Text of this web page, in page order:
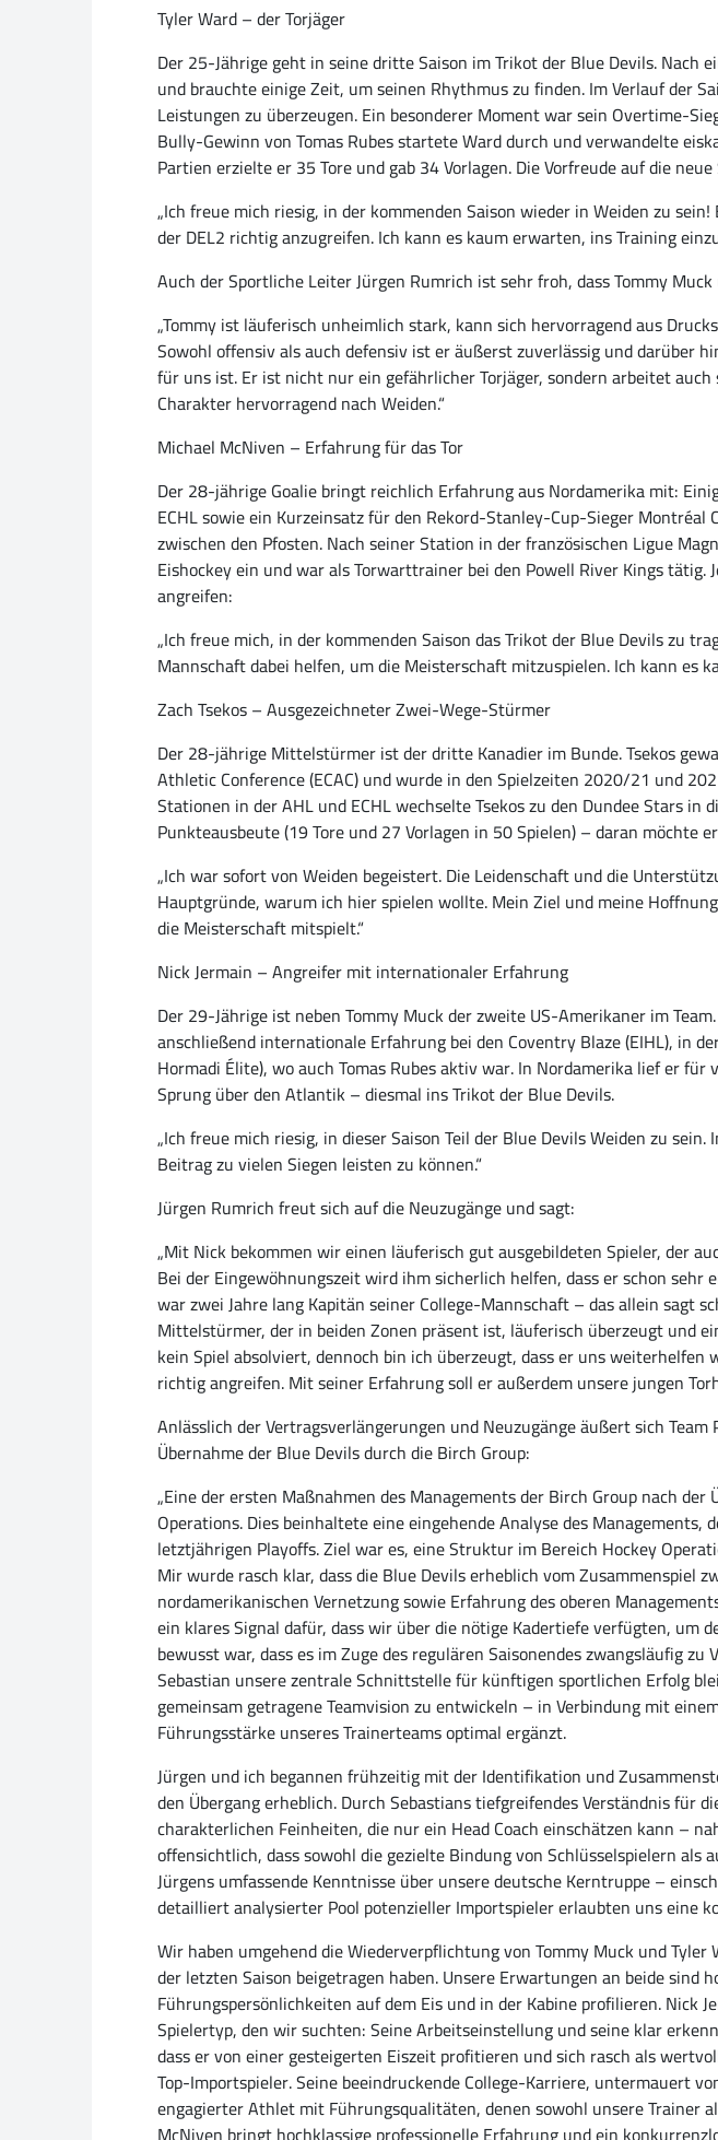
Tyler Ward – der Torjäger
Der 25-Jährige geht in seine dritte Saison im Trikot der Blue Devils.
und brauchte einige Zeit, um seinen Rhythmus zu finden. Im Verlauf der
Leistungen zu überzeugen. Ein besonderer Moment war sein Overtime-
Bully-Gewinn von Tomas Rubes startete Ward durch und verwandelte
Partien erzielte er 35 Tore und gab 34 Vorlagen. Die Vorfreude auf die
„Ich freue mich riesig, in der kommenden Saison wieder in Weiden zu
der DEL2 richtig anzugreifen. Ich kann es kaum erwarten, ins Training
Auch der Sportliche Leiter Jürgen Rumrich ist sehr froh, dass Tommy
„Tommy ist läuferisch unheimlich stark, kann sich hervorragend aus
Sowohl offensiv als auch defensiv ist er äußerst zuverlässig und darüber
für uns ist. Er ist nicht nur ein gefährlicher Torjäger, sondern arbeitet
Charakter hervorragend nach Weiden.“
Michael McNiven – Erfahrung für das Tor
Der 28-jährige Goalie bringt reichlich Erfahrung aus Nordamerika mit:
ECHL sowie ein Kurzeinsatz für den Rekord-Stanley-Cup-Sieger
zwischen den Pfosten. Nach seiner Station in der französischen Ligue
Eishockey ein und war als Torwarttrainer bei den Powell River Kings
angreifen:
„Ich freue mich, in der kommenden Saison das Trikot der Blue Devils zu
Mannschaft dabei helfen, um die Meisterschaft mitzuspielen. Ich kann es
Zach Tsekos – Ausgezeichneter Zwei-Wege-Stürmer
Der 28-jährige Mittelstürmer ist der dritte Kanadier im Bunde. Tsekos
Athletic Conference (ECAC) und wurde in den Spielzeiten 2020/21 und
Stationen in der AHL und ECHL wechselte Tsekos zu den Dundee Stars
Punkteausbeute (19 Tore und 27 Vorlagen in 50 Spielen) – daran möchte
„Ich war sofort von Weiden begeistert. Die Leidenschaft und die
Hauptgründe, warum ich hier spielen wollte. Mein Ziel und meine
die Meisterschaft mitspielt.“
Nick Jermain – Angreifer mit internationaler Erfahrung
Der 29-Jährige ist neben Tommy Muck der zweite US-Amerikaner im
anschließend internationale Erfahrung bei den Coventry Blaze (EIHL), in
Hormadi Élite), wo auch Tomas Rubes aktiv war. In Nordamerika lief er
Sprung über den Atlantik – diesmal ins Trikot der Blue Devils.
„Ich freue mich riesig, in dieser Saison Teil der Blue Devils Weiden zu
Beitrag zu vielen Siegen leisten zu können.“
Jürgen Rumrich freut sich auf die Neuzugänge und sagt:
„Mit Nick bekommen wir einen läuferisch gut ausgebildeten Spieler, der
Bei der Eingewöhnungszeit wird ihm sicherlich helfen, dass er schon
war zwei Jahre lang Kapitän seiner College-Mannschaft – das allein sagt
Mittelstürmer, der in beiden Zonen präsent ist, läuferisch überzeugt und
kein Spiel absolviert, dennoch bin ich überzeugt, dass er uns
richtig angreifen. Mit seiner Erfahrung soll er außerdem unsere jungen
Anlässlich der Vertragsverlängerungen und Neuzugänge äußert sich
Übernahme der Blue Devils durch die Birch Group:
„Eine der ersten Maßnahmen des Managements der Birch Group nach
Operations. Dies beinhaltete eine eingehende Analyse des
letztjährigen Playoffs. Ziel war es, eine Struktur im Bereich Hockey
Mir wurde rasch klar, dass die Blue Devils erheblich vom Zusammenspiel
nordamerikanischen Vernetzung sowie Erfahrung des oberen
ein klares Signal dafür, dass wir über die nötige Kadertiefe verfügten, um
bewusst war, dass es im Zuge des regulären Saisonendes zwangsläufig
Sebastian unsere zentrale Schnittstelle für künftigen sportlichen Erfolg
gemeinsam getragene Teamvision zu entwickeln – in Verbindung mit
Führungsstärke unseres Trainerteams optimal ergänzt.
Jürgen und ich begannen frühzeitig mit der Identifikation und
den Übergang erheblich. Durch Sebastians tiefgreifendes Verständnis
charakterlichen Feinheiten, die nur ein Head Coach einschätzen kann –
offensichtlich, dass sowohl die gezielte Bindung von Schlüsselspielern
Jürgens umfassende Kenntnisse über unsere deutsche Kerntruppe –
detailliert analysierter Pool potenzieller Importspieler erlaubten uns eine
Wir haben umgehend die Wiederverpflichtung von Tommy Muck und
der letzten Saison beigetragen haben. Unsere Erwartungen an beide
Führungspersönlichkeiten auf dem Eis und in der Kabine profilieren. Nick
Spielertyp, den wir suchten: Seine Arbeitseinstellung und seine klar
dass er von einer gesteigerten Eiszeit profitieren und sich rasch als
Top-Importspieler. Seine beeindruckende College-Karriere, untermauert
engagierter Athlet mit Führungsqualitäten, denen sowohl unsere Trainer